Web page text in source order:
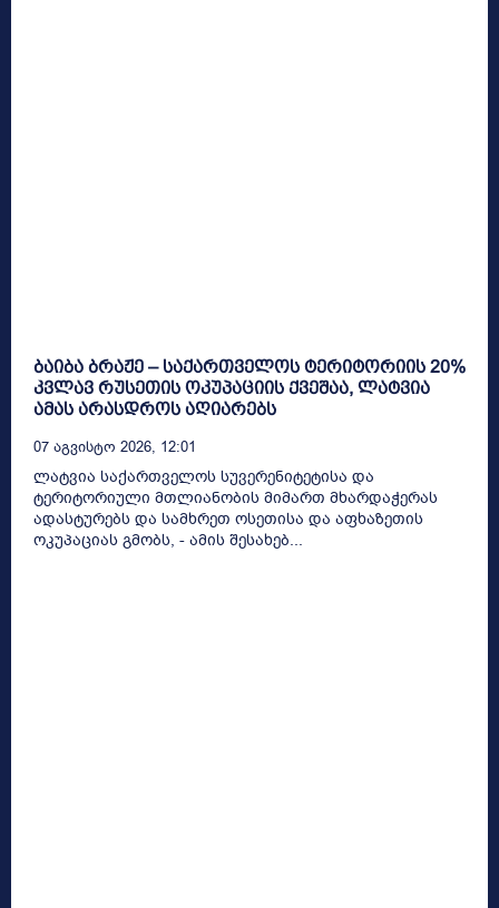
ბაიბა ბრაჟე – საქართველოს ტერიტორიის 20%
კვლავ რუსეთის ოკუპაციის ქვეშაა, ლატვია
ამას არასდროს აღიარებს
07 Აგვისტო 2026, 12:01
ლატვია საქართველოს სუვერენიტეტისა და
ტერიტორიული მთლიანობის მიმართ მხარდაჭერას
ადასტურებს და სამხრეთ ოსეთისა და აფხაზეთის
ოკუპაციას გმობს, - ამის შესახებ...